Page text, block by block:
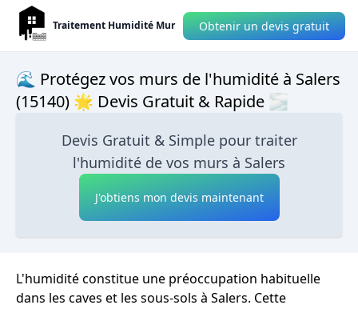
Traitement Humidité Mur Obtenir un devis gratuit
🌊 Protégez vos murs de l'humidité à Salers
(15140) 🌟 Devis Gratuit & Rapide 🌫
Devis Gratuit & Simple pour traiter
l'humidité de vos murs à Salers
J'obtiens mon devis maintenant
L'humidité constitue une préoccupation habituelle
dans les caves et les sous-sols à Salers. Cette